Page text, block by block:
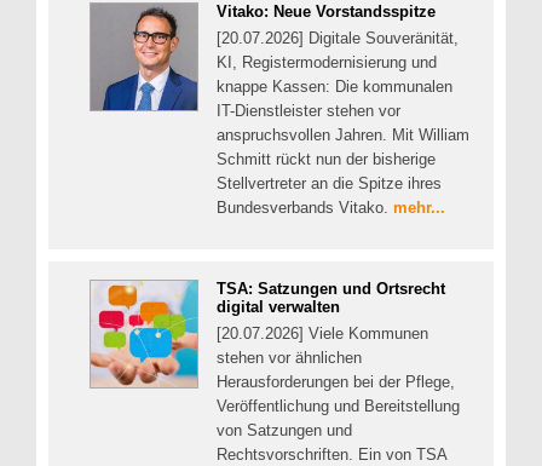
Vitako: Neue Vorstandsspitze
[20.07.2026] Digitale Souveränität,
KI, Registermodernisierung und
knappe Kassen: Die kommunalen
IT-Dienstleister stehen vor
anspruchsvollen Jahren. Mit William
Schmitt rückt nun der bisherige
Stellvertreter an die Spitze ihres
Bundesverbands Vitako. mehr...
TSA: Satzungen und Ortsrecht
digital verwalten
[20.07.2026] Viele Kommunen
stehen vor ähnlichen
Herausforderungen bei der Pflege,
Veröffentlichung und Bereitstellung
von Satzungen und
Rechtsvorschriften. Ein von TSA